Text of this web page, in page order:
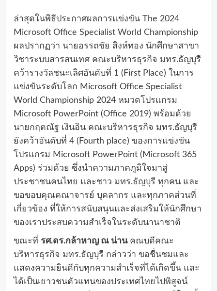
ล่าสุดในพิธีประกาศผลการแข่งขัน The 2024
Microsoft Office Specialist World Championship
ผลปรากฏว่า นายอรรถชัย สิงห์ทอง นักศึกษาสาขา
วิชาระบบสารสนเทศ คณะบริหารธุรกิจ มทร.ธัญบุรี
คว้ารางวัลชนะเลิศอันดับที่ 1 (First Place) ในการ
แข่งขันระดับโลก Microsoft Office Specialist
World Championship 2024 หมวดโปรแกรม
Microsoft PowerPoint (Office 2019) พร้อมด้วย
นายกฤตณัฐ เงินอิน คณะบริหารธุรกิจ มทร.ธัญบุรี
ยังคว้าอันดับที่ 4 (Fourth place) ของการแข่งขัน
โปรแกรม Microsoft PowerPoint (Microsoft 365
Apps) ร่วมด้วย ซึ่งนำความภาคภูมิใจมาสู่
ประชาชนคนไทย และชาว มทร.ธัญบุรี ทุกคน และ
ขอขอบคุณคณาจารย์ บุคลากร และทุกภาคส่วนที่
เกี่ยวข้อง ที่ให้การสนับสนุนและส่งเสริมให้นักศึกษา
ของเราประสบความสำเร็จในระดับนานาชาติ
ขณะที่ รศ.ดร.กล้าหาญ ณ น่านคณบดีคณะ
บริหารธุรกิจ มทร.ธัญบุรี กล่าวว่า ขอชื่นชมและ
แสดงความยินดีกับทุกความสำเร็จที่ได้เกิดขึ้น และ
ได้เป็นเยาวชนตัวแทนของประเทศไทยไปพิสูจน์